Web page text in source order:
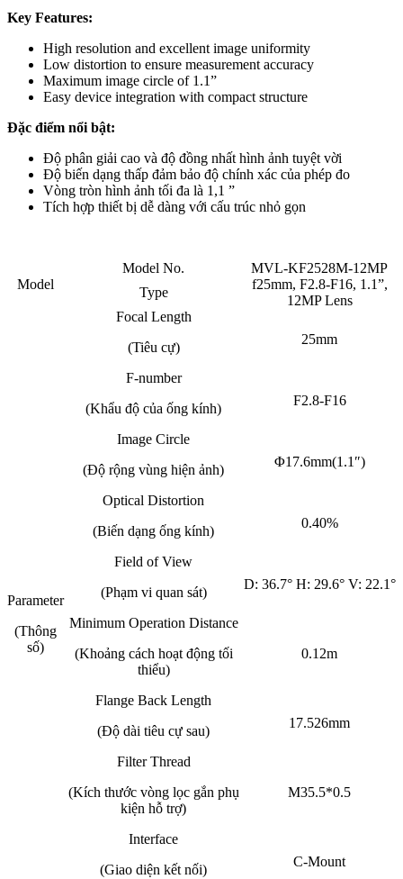
Key Features:
High resolution and excellent image uniformity
Low distortion to ensure measurement accuracy
Maximum image circle of 1.1”
Easy device integration with compact structure
Đặc điểm nổi bật:
Độ phân giải cao và độ đồng nhất hình ảnh tuyệt vời
Độ biến dạng thấp đảm bảo độ chính xác của phép đo
Vòng tròn hình ảnh tối đa là 1,1 ”
Tích hợp thiết bị dễ dàng với cấu trúc nhỏ gọn
Model
Model No.
MVL-KF2528M-12MP
Type
f25mm, F2.8-F16, 1.1”,
12MP Lens
Parameter
(Thông
số)
Focal Length
(Tiêu cự)
25mm
F-number
(Khẩu độ của ống kính)
F2.8-F16
Image Circle
(Độ rộng vùng hiện ảnh)
Φ17.6mm(1.1″)
Optical Distortion
(Biến dạng ống kính)
0.40%
Field of View
(Phạm vi quan sát)
D: 36.7° H: 29.6° V: 22.1°
Minimum Operation Distance
(Khoảng cách hoạt động tối
thiểu)
0.12m
Flange Back Length
(Độ dài tiêu cự sau)
17.526mm
Filter Thread
(Kích thước vòng lọc gắn phụ
kiện hỗ trợ)
M35.5*0.5
Interface
(Giao diện kết nối)
C-Mount